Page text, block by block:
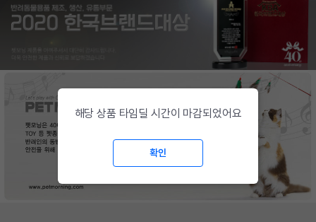
해당 상품 타임딜 시간이 마감되었어요
확인